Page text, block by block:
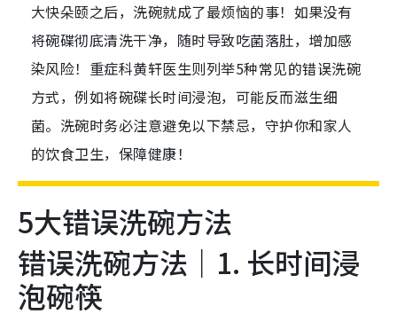
大快朵颐之后，洗碗就成了最烦恼的事！如果没有
将碗碟彻底清洗干净，随时导致吃菌落肚，增加感
染风险！重症科黄轩医生则列举5种常见的错误洗碗
方式，例如将碗碟长时间浸泡，可能反而滋生细
菌。洗碗时务必注意避免以下禁忌，守护你和家人
的饮食卫生，保障健康！
5大错误洗碗方法
错误洗碗方法｜1. 长时间浸
泡碗筷